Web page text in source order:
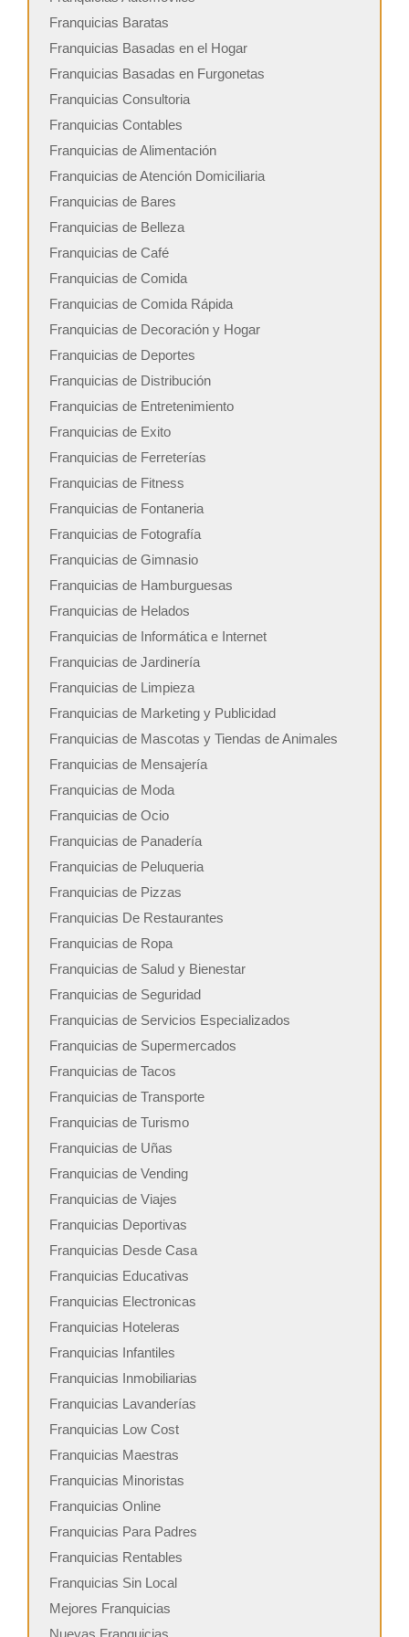
Franquicias Baratas
Franquicias Basadas en el Hogar
Franquicias Basadas en Furgonetas
Franquicias Consultoria
Franquicias Contables
Franquicias de Alimentación
Franquicias de Atención Domiciliaria
Franquicias de Bares
Franquicias de Belleza
Franquicias de Café
Franquicias de Comida
Franquicias de Comida Rápida
Franquicias de Decoración y Hogar
Franquicias de Deportes
Franquicias de Distribución
Franquicias de Entretenimiento
Franquicias de Exito
Franquicias de Ferreterías
Franquicias de Fitness
Franquicias de Fontaneria
Franquicias de Fotografía
Franquicias de Gimnasio
Franquicias de Hamburguesas
Franquicias de Helados
Franquicias de Informática e Internet
Franquicias de Jardinería
Franquicias de Limpieza
Franquicias de Marketing y Publicidad
Franquicias de Mascotas y Tiendas de Animales
Franquicias de Mensajería
Franquicias de Moda
Franquicias de Ocio
Franquicias de Panadería
Franquicias de Peluqueria
Franquicias de Pizzas
Franquicias De Restaurantes
Franquicias de Ropa
Franquicias de Salud y Bienestar
Franquicias de Seguridad
Franquicias de Servicios Especializados
Franquicias de Supermercados
Franquicias de Tacos
Franquicias de Transporte
Franquicias de Turismo
Franquicias de Uñas
Franquicias de Vending
Franquicias de Viajes
Franquicias Deportivas
Franquicias Desde Casa
Franquicias Educativas
Franquicias Electronicas
Franquicias Hoteleras
Franquicias Infantiles
Franquicias Inmobiliarias
Franquicias Lavanderías
Franquicias Low Cost
Franquicias Maestras
Franquicias Minoristas
Franquicias Online
Franquicias Para Padres
Franquicias Rentables
Franquicias Sin Local
Mejores Franquicias